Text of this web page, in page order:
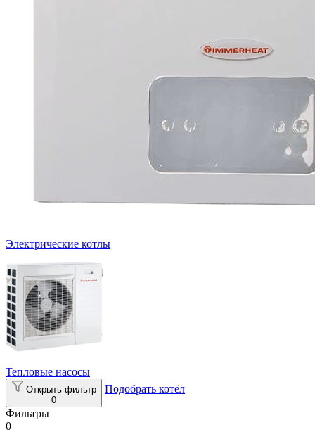
Электрические котлы
Тепловые насосы
Открыть фильтр
0
Подобрать котёл
Фильтры
0